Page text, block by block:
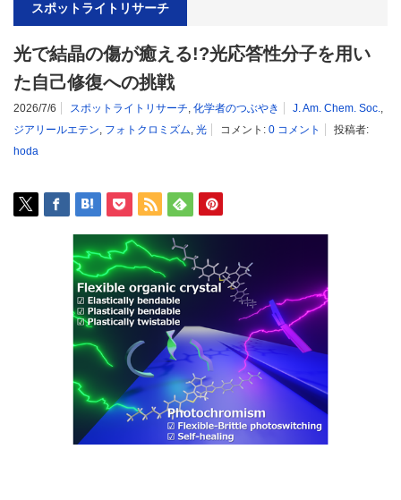
スポットライトリサーチ
光で結晶の傷が癒える!?光応答性分子を用い
た自己修復への挑戦
2026/7/6 スポットライトリサーチ, 化学者のつぶやき J. Am. Chem. Soc.,
ジアリールエテン, フォトクロミズム, 光 コメント: 0 コメント
投稿者:
hoda